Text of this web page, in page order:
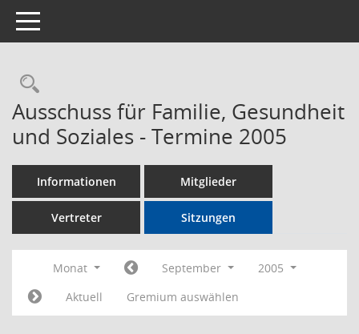
Toggle navigation
Rechercheauswahl
Ausschuss für Familie, Gesundheit
und Soziales - Termine 2005
Informationen Mitglieder
Vertreter Sitzungen
Monat September
2005
Aktuell
Gremium auswählen